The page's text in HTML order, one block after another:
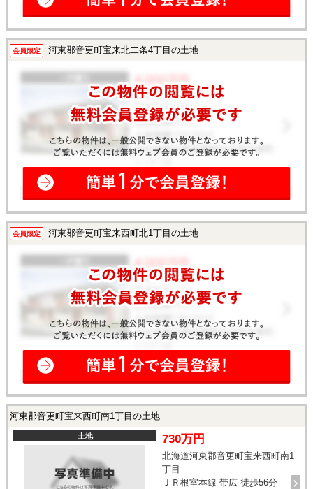
会員限定 河東郡音更町宝来北二条4丁目の土地
会員限定 河東郡音更町宝来西町北1丁目の土地
河東郡音更町宝来西町南1丁目の土地
土地 730万円
北海道河東郡音更町宝来西町南1
丁目
ＪＲ根室本線 帯広 徒歩56分